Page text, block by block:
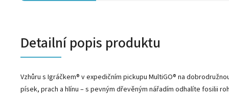
Detailní popis produktu
Vzhůru s Igráčkem® v expedičním pickupu MultiGO® na
písek, prach a hlínu – s pevným dřevěným nářadím odhalíte fosilii